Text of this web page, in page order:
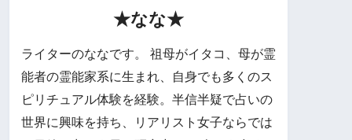
★なな★
ライターのななです。 祖母がイタコ、母が霊
能者の霊能家系に生まれ、自身でも多くのス
ピリチュアル体験を経験。半信半疑で占いの
世界に興味を持ち、リアリスト女子ならでは